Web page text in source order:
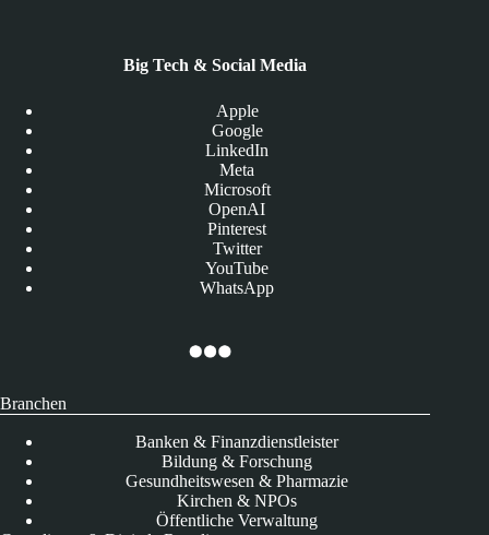
Big Tech & Social Media
Apple
Google
LinkedIn
Meta
Microsoft
OpenAI
Pinterest
Twitter
YouTube
WhatsApp
Branchen
Banken & Finanzdienstleister
Bildung & Forschung
Gesundheitswesen & Pharmazie
Kirchen & NPOs
Öffentliche Verwaltung